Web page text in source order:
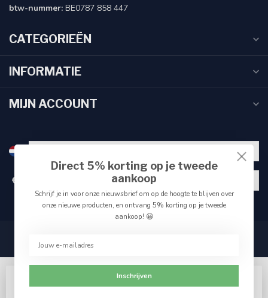
btw-nummer: BE0787 858 447
CATEGORIEËN
INFORMATIE
MIJN ACCOUNT
€
Wij slaan cookies op om onze website te verbeteren.
Direct 5% korting op je tweede
aankoop
Schrijf je in voor onze nieuwsbrief om op de hoogte te blijven over
onze nieuwe producten, en ontvang 5% korting op je tweede
aankoop! 😀
Inschrijven